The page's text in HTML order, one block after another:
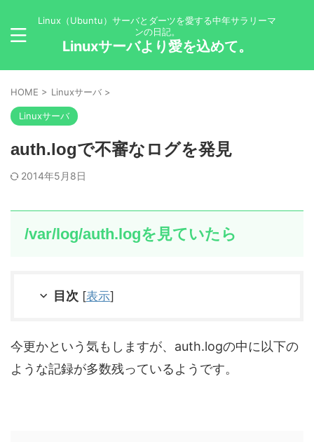
Linux（Ubuntu）サーバとダーツを愛する中年サラリーマ
ンの日記。
Linuxサーバより愛を込めて。
HOME > Linuxサーバ >
Linuxサーバ
auth.logで不審なログを発見
2014年5月8日
/var/log/auth.logを見ていたら
目次 [表示]
今更かという気もしますが、auth.logの中に以下の
ような記録が多数残っているようです。